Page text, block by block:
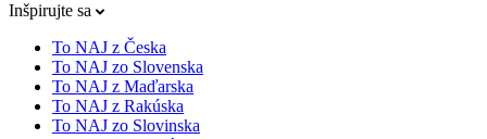
Inšpirujte sa
To NAJ z Česka
To NAJ zo Slovenska
To NAJ z Maďarska
To NAJ z Rakúska
To NAJ zo Slovinska